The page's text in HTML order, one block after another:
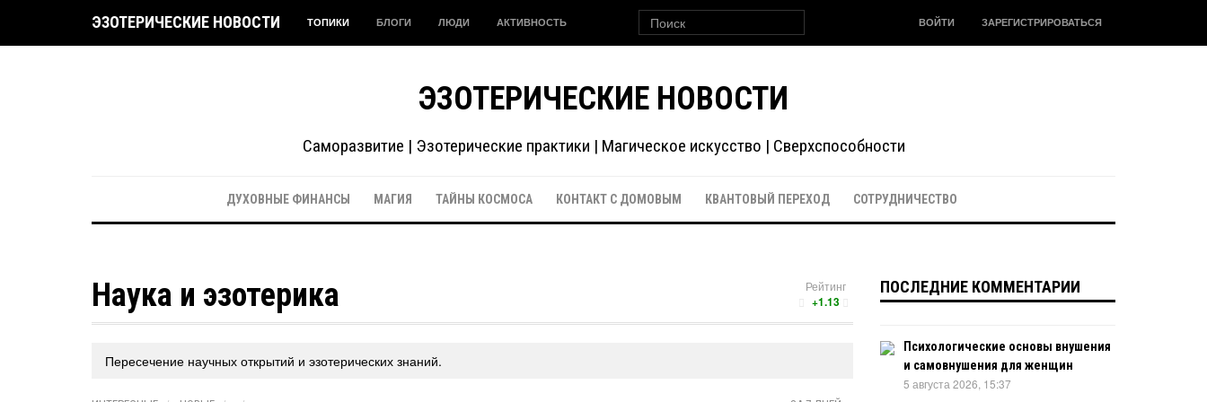
ЭЗОТЕРИЧЕСКИЕ НОВОСТИ ТОПИКИ БЛОГИ ЛЮДИ АКТИВНОСТЬ ВОЙТИ ЗАРЕГИСТРИРОВАТЬСЯ
ЭЗОТЕРИЧЕСКИЕ НОВОСТИ
Саморазвитие | Эзотерические практики | Магическое искусство | Сверхспособности
ДУХОВНЫЕ ФИНАНСЫ МАГИЯ ТАЙНЫ КОСМОСА КОНТАКТ С ДОМОВЫМ КВАНТОВЫЙ ПЕРЕХОД СОТРУДНИЧЕСТВО
Рейтинг
+1.13
Наука и эзотерика
Пересечение научных открытий и эзотерических знаний.
ПОСЛЕДНИЕ КОММЕНТАРИИ
Психологические основы внушения
и самовнушения для женщин
5 августа 2026, 15:37